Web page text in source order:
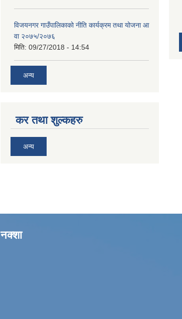
विजयनगर गाउँपालिकाको नीति कार्यक्रम तथा योजना आ
वा २०७५/२०७६
मिति: 09/27/2018 - 14:54
अन्य
कर तथा शुल्कहरु
अन्य
नक्शा